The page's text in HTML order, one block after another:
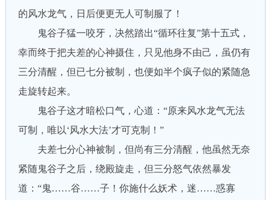
的风水龙气，日后便更无人可制服了！
鬼谷子猛一咬牙，决然踏出“循环往复”第十五式，
幸而终于把夫差的心神摄住，只见他身不由己，虽仍有
三分清醒，但已七分被制，也便如半个疯子似的紧随急
走旋转起来。
鬼谷子这才暗松口气，心道：“原来风水龙气无法
可制，唯以‘风水大法’才可克制！”
夫差七分心神被制，但尚有三分清醒，他虽然无奈
紧随鬼谷子之后，绕殿旋走，但三分怒气依然暴发
道：“鬼……谷……子！你施什么妖术，迷……惑寡